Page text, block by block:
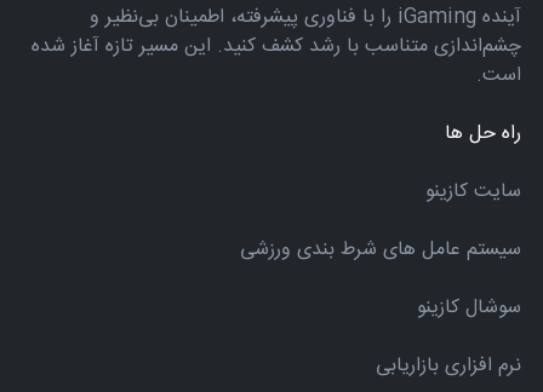
آینده iGaming را با فناوری پیشرفته، اطمینان بی‌نظیر و
چشم‌اندازی متناسب با رشد کشف کنید. این مسیر تازه آغاز شده
است.
راه حل ها
سایت کازینو
سیستم عامل های شرط بندی ورزشی
سوشال کازینو
نرم افزاری بازاریابی